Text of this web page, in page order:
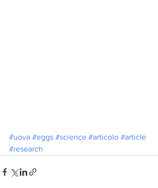
#uova #eggs #science #articolo #article
#research